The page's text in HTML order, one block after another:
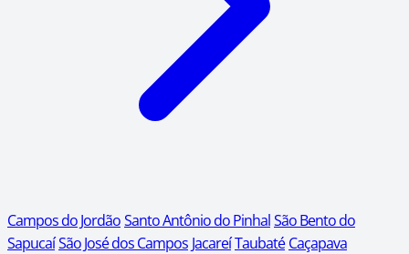
Campos do JordãoSanto Antônio do PinhalSão Bento do
SapucaíSão José dos Campos JacareíTaubaté Caçapava